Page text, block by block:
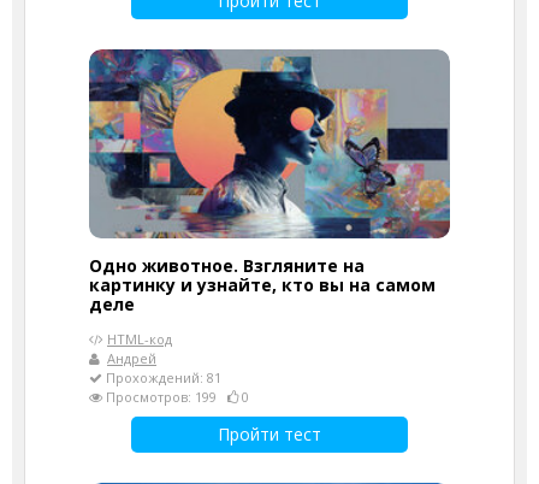
Одно животное. Взгляните на
картинку и узнайте, кто вы на самом
деле
HTML-код
Андрей
Прохождений: 81
Просмотров: 199
0
Пройти тест